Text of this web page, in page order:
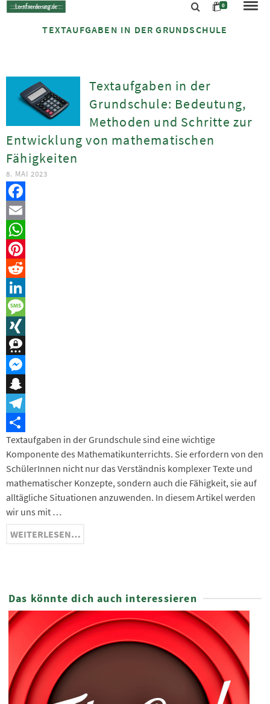
0
TEXTAUFGABEN IN DER GRUNDSCHULE
Textaufgaben in der
Grundschule: Bedeutung,
Methoden und Schritte zur
Entwicklung von mathematischen
Fähigkeiten
8. MAI 2023
Facebook
Email
WhatsApp
Pinterest
Reddit
LinkedIn
Message
XING
Threema
Messenger
Snapchat
Telegram
Teilen
Textaufgaben in der Grundschule sind eine wichtige
Komponente des Mathematikunterrichts. Sie erfordern von den
SchülerInnen nicht nur das Verständnis komplexer Texte und
mathematischer Konzepte, sondern auch die Fähigkeit, sie auf
alltägliche Situationen anzuwenden. In diesem Artikel werden
wir uns mit …
WEITERLESEN…
Das könnte dich auch interessieren